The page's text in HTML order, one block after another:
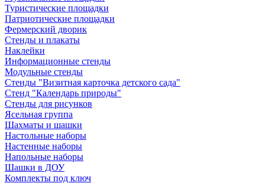
Туристические площадки
Патриотические площадки
Фермерский дворик
Стенды и плакаты
Наклейки
Информационные стенды
Модульные стенды
Стенды "Визитная карточка детского сада"
Стенд "Календарь природы"
Стенды для рисунков
Ясельная группа
Шахматы и шашки
Настольные наборы
Настенные наборы
Напольные наборы
Шашки в ДОУ
Комплекты под ключ